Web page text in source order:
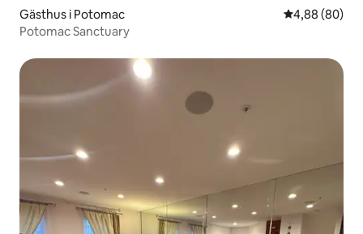
Gästhus i Potomac 4,88 av 5 i
4,88 (80)
Potomac Sanctuary